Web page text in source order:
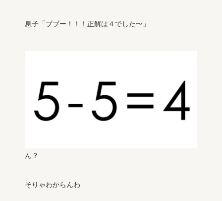
息子「ブブー！！！正解は４でした〜」
ん？
そりゃわからんわ